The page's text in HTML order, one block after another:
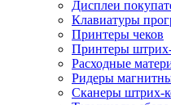
Дисплеи
Клавиатуры
Принтеры чеков
Принтеры
Расходные
Ридеры
Сканеры штрих-